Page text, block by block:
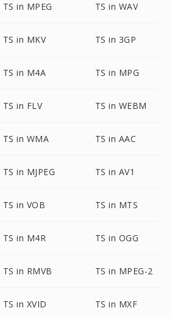
TS in MPEG TS in WAV
TS in MKV TS in 3GP
TS in M4A TS in MPG
TS in FLV TS in WEBM
TS in WMA TS in AAC
TS in MJPEG TS in AV1
TS in VOB TS in MTS
TS in M4R TS in OGG
TS in RMVB TS in MPEG-2
TS in XVID TS in MXF